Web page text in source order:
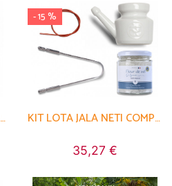
KIT LOTA JALA NETI COMPLET PORCELAINE JAUNE SAFRAN
- 15 %
KIT LOTA JALA NETI COMPLET PORCELAINE BLANC
35,27 €